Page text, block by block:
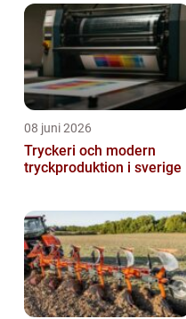
08 juni 2026
Tryckeri och modern
tryckproduktion i sverige